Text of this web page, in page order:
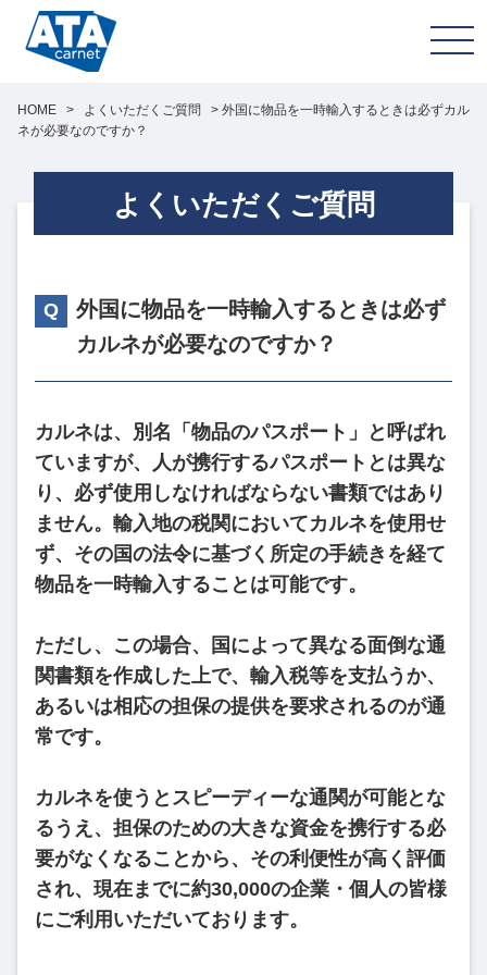
HOME > よくいただくご質問 > 外国に物品を一時輸入するときは必ずカル
ネが必要なのですか？
よくいただくご質問
外国に物品を一時輸入するときは必ず
カルネが必要なのですか？
カルネは、別名「物品のパスポート」と呼ばれ
ていますが、人が携行するパスポートとは異な
り、必ず使用しなければならない書類ではあり
ません。輸入地の税関においてカルネを使用せ
ず、その国の法令に基づく所定の手続きを経て
物品を一時輸入することは可能です。
ただし、この場合、国によって異なる面倒な通
関書類を作成した上で、輸入税等を支払うか、
あるいは相応の担保の提供を要求されるのが通
常です。
カルネを使うとスピーディーな通関が可能とな
るうえ、担保のための大きな資金を携行する必
要がなくなることから、その利便性が高く評価
され、現在までに約30,000の企業・個人の皆様
にご利用いただいております。